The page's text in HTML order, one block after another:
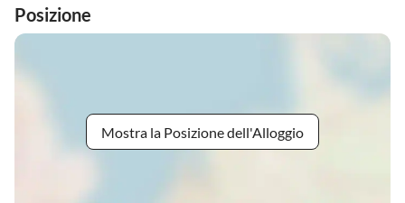
Posizione
Mostra la Posizione dell'Alloggio